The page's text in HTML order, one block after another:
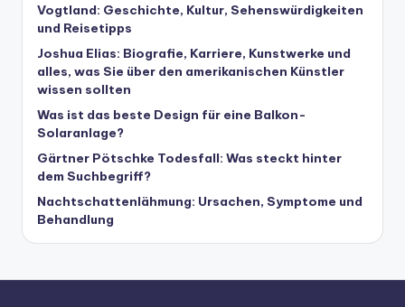
Vogtland: Geschichte, Kultur, Sehenswürdigkeiten
und Reisetipps
Joshua Elias: Biografie, Karriere, Kunstwerke und
alles, was Sie über den amerikanischen Künstler
wissen sollten
Was ist das beste Design für eine Balkon-
Solaranlage?
Gärtner Pötschke Todesfall: Was steckt hinter
dem Suchbegriff?
Nachtschattenlähmung: Ursachen, Symptome und
Behandlung